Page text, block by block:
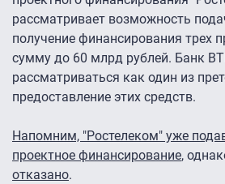
рассматривает возможность
получение финансирования трех
сумму до 60 млрд рублей. Банк
рассматриваться как один из
предоставление этих средств.
Напомним, "Ростелеком" уже
проектное финансирование,
отказано.